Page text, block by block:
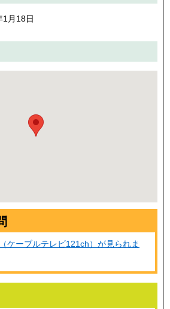
1月18日
ケーブルテレビ121ch）が見られま